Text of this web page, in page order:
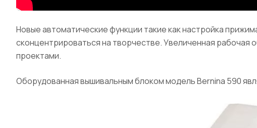
Новые автоматические функции такие как настройка
сконцентрироваться на творчестве. Увеличенная рабочая
проектами.
Оборудованная вышивальным блоком модель Bernina 590